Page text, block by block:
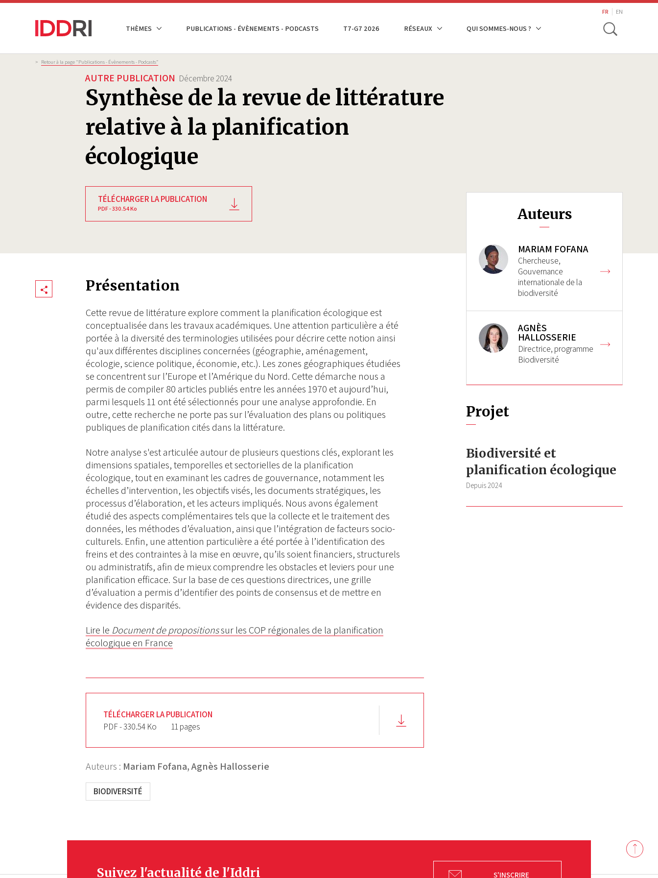
Aller
NAVIGATION
THÈMES PUBLICATIONS - ÉVÈNEMENTS - PODCASTS T7-G7 2026 RÉSEAUX QUI SOMMES-NOUS ?
FR EN
Toggle
Fil
d'Ariane
> Retour à la page "Publications - Évènements - Podcasts”
AUTRE PUBLICATION Décembre 2024
Synthèse de la revue de littérature
relative à la planification
écologique
TÉLÉCHARGER LA PUBLICATION
PDF - 330.54 Ko
Share Présentation
Cette revue de littérature explore comment la planification écologique est
conceptualisée dans les travaux académiques. Une attention particulière a été
portée à la diversité des terminologies utilisées pour décrire cette notion ainsi
qu'aux différentes disciplines concernées (géographie, aménagement,
écologie, science politique, économie, etc.). Les zones géographiques étudiées
se concentrent sur l’Europe et l’Amérique du Nord. Cette démarche nous a
permis de compiler 80 articles publiés entre les années 1970 et aujourd’hui,
parmi lesquels 11 ont été sélectionnés pour une analyse approfondie. En
outre, cette recherche ne porte pas sur l’évaluation des plans ou politiques
publiques de planification cités dans la littérature.
Notre analyse s'est articulée autour de plusieurs questions clés, explorant les
dimensions spatiales, temporelles et sectorielles de la planification
écologique, tout en examinant les cadres de gouvernance, notamment les
échelles d’intervention, les objectifs visés, les documents stratégiques, les
processus d’élaboration, et les acteurs impliqués. Nous avons également
étudié des aspects complémentaires tels que la collecte et le traitement des
données, les méthodes d’évaluation, ainsi que l’intégration de facteurs socio-
culturels. Enfin, une attention particulière a été portée à l’identification des
freins et des contraintes à la mise en œuvre, qu’ils soient financiers, structurels
ou administratifs, afin de mieux comprendre les obstacles et leviers pour une
planification efficace. Sur la base de ces questions directrices, une grille
d’évaluation a permis d’identifier des points de consensus et de mettre en
évidence des disparités.
Lire le Document de propositionssur les COP régionales de la planification
écologique en France
TÉLÉCHARGER LA PUBLICATION
PDF - 330.54 Ko
11 pages
Auteurs : Mariam Fofana, Agnès Hallosserie
BIODIVERSITÉ
Auteurs
MARIAM FOFANA
Chercheuse,
Gouvernance
internationale de la
biodiversité
AGNÈS
HALLOSSERIE
Directrice, programme
Biodiversité
Projet
Biodiversité et
planification écologique
Depuis2024
Suivez l'actualité de l'Iddri S'INSCRIRE
Back
to
top